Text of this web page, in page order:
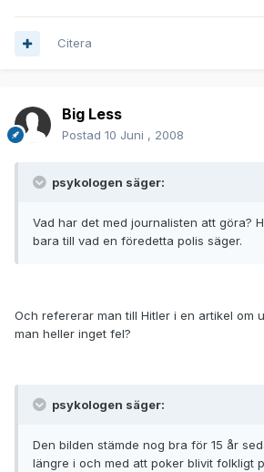
Citera
Big Less
Postad 10 Juni , 2008
psykologen säger:
Vad har det med journalisten att göra?
bara till vad en föredetta polis säger.
Och refererar man till Hitler i en artikel om
man heller inget fel?
psykologen säger:
Den bilden stämde nog bra för 15 år
längre i och med att poker blivit folkligt